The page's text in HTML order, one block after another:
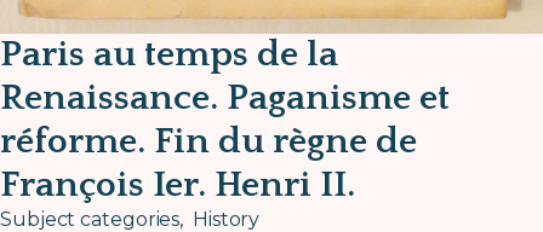
Paris au temps de la
Renaissance. Paganisme et
réforme. Fin du règne de
François Ier. Henri II.
Subject categories, History